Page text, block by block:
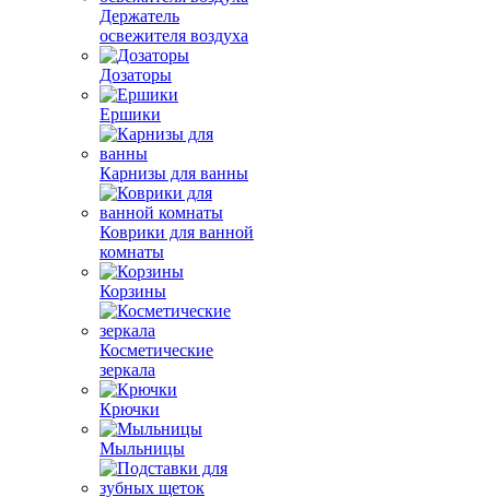
Держатель
освежителя воздуха
Дозаторы
Ершики
Карнизы для ванны
Коврики для ванной
комнаты
Корзины
Косметические
зеркала
Крючки
Мыльницы